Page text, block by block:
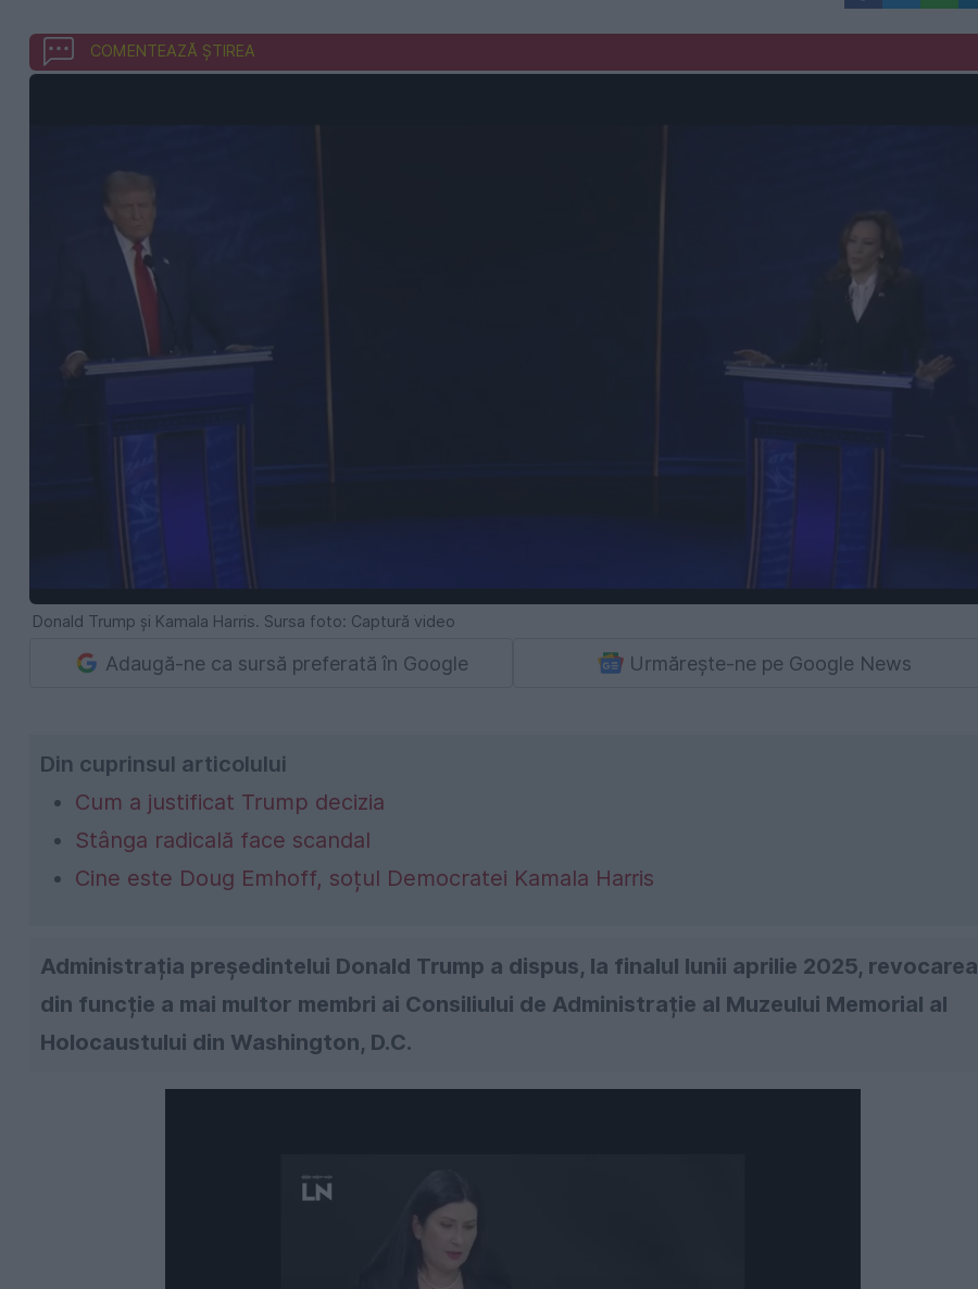
COMENTEAZĂ ȘTIREA
Donald Trump și Kamala Harris. Sursa foto: Captură video
Adaugă-ne ca sursă preferată în Google Urmărește-ne pe Google News
Din cuprinsul articolului
Cum a justificat Trump decizia
Stânga radicală face scandal
Cine este Doug Emhoff, soțul Democratei Kamala Harris
Administrația președintelui Donald Trump a dispus, la finalul lunii aprilie 2025, revocarea
din funcție a mai multor membri ai Consiliului de Administrație al Muzeului Memorial al
Holocaustului din Washington, D.C.